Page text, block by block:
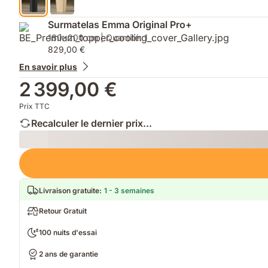
Surmatelas Emma Original Pro+
180x200 cm | Quantité: 1
829,00 €
En savoir plus
2 399,00 €
Prix TTC
Recalculer le dernier prix...
Loading
Livraison gratuite: 1 - 3 semaines
Retour Gratuit
100 nuits d'essai
2 ans de garantie